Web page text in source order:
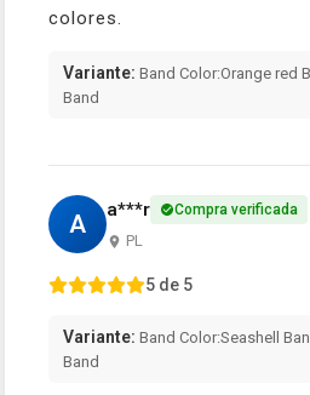
colores.
Variante: Band Color:Orange red
Band
A a***r Compra verificada
PL
5 de 5
Variante: Band Color:Seashell
Band